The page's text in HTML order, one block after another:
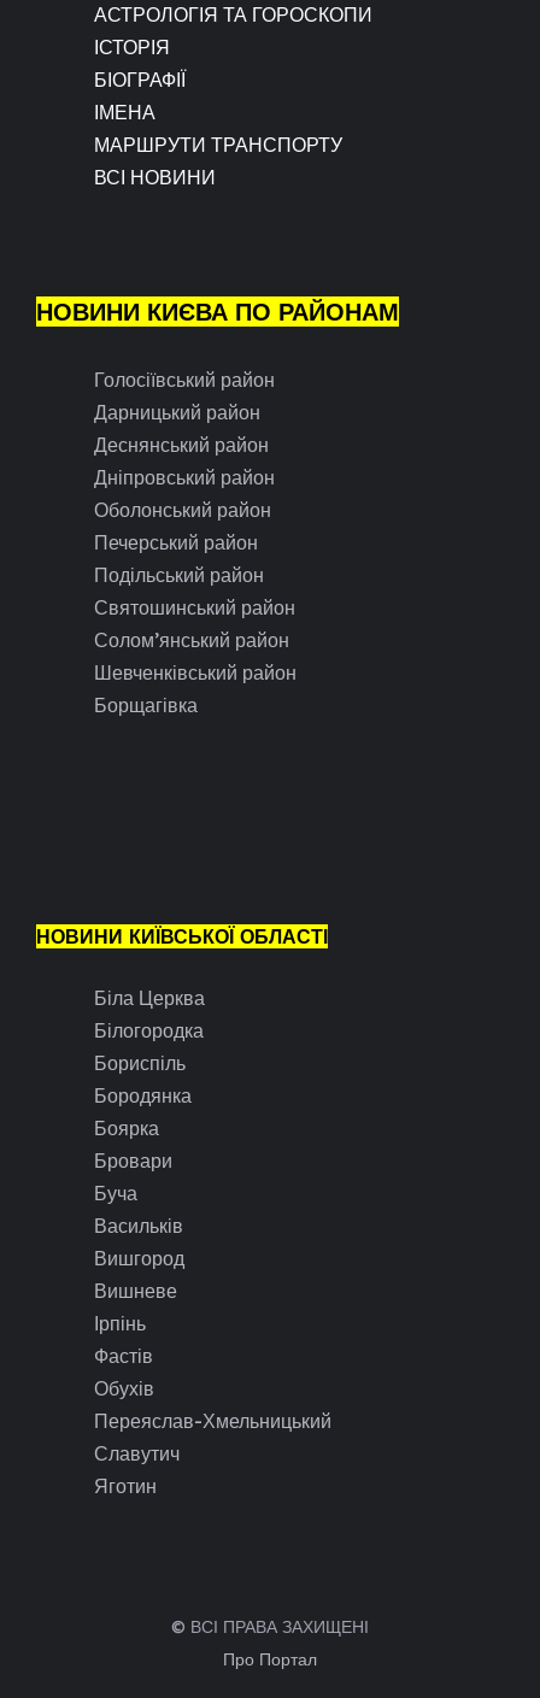
АСТРОЛОГІЯ ТА ГОРОСКОПИ
ІСТОРІЯ
БІОГРАФІЇ
ІМЕНА
МАРШРУТИ ТРАНСПОРТУ
ВСІ НОВИНИ
НОВИНИ КИЄВА ПО РАЙОНАМ
Голосіївський район
Дарницький район
Деснянський район
Дніпровський район
Оболонський район
Печерський район
Подільський район
Святошинський район
Солом’янський район
Шевченківський район
Борщагівка
НОВИНИ КИЇВСЬКОЇ ОБЛАСТІ
Біла Церква
Білогородка
Бориспіль
Бородянка
Боярка
Бровари
Буча
Васильків
Вишгород
Вишневе
Ірпінь
Фастів
Обухів
Переяслав-Хмельницький
Славутич
Яготин
© ВСІ ПРАВА ЗАХИЩЕНІ
Про Портал